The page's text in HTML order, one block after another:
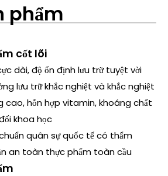
phẩm
cốt lõi
dài, độ ổn định lưu trữ tuyệt vời
lưu trữ khắc nghiệt và khắc nghiệt
cao, hỗn hợp vitamin, khoáng chất
khoa học
quân sự quốc tế có thẩm
an toàn thực phẩm toàn cầu